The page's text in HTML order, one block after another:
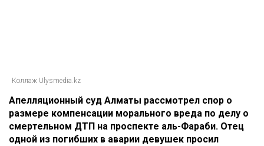
Коллаж Ulysmedia.kz
Апелляционный суд Алматы рассмотрел спор о
размере компенсации морального вреда по делу о
смертельном ДТП на проспекте аль-Фараби. Отец
одной из погибших в аварии девушек просил